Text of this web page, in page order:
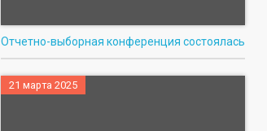
Отчетно-выборная конференция состоялась
21 марта 2025